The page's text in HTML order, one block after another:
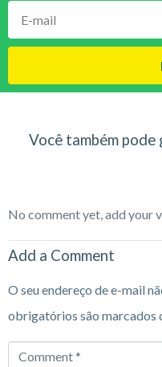
Você também
No comment yet, add your
Add a Comment
O seu endereço de e-mail
obrigatórios são marcados
Comment